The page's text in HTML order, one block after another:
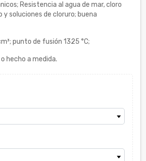
Resistencia al agua de mar, cloro
y soluciones de cloruro; buena
punto de fusión 1325 °C;
hecho a medida.